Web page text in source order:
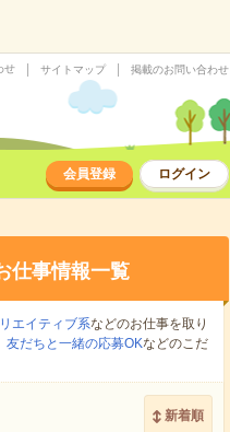
せ サイトマップ 掲載のお問い合わせ
会員登録 ログイン
仕事情報一覧
エイティブ系などのお仕事を取り
友だちと一緒の応募OKなどのこだ
新着順